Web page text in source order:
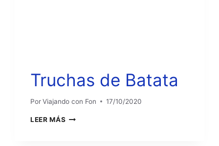
Truchas de Batata
PorViajando con Fon 17/10/2020
LEER MÁS TRUCHAS